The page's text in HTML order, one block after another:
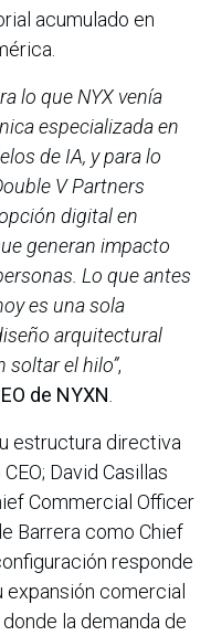
acumulado en
lo que NYX venía
especializada en
de IA, y para lo
V Partners
digital en
generan impacto
Lo que antes
es una sola
arquitectural
soltar el hilo”,
de NYXN
estructura directiva
David Casillas
Commercial Officer
Barrera como Chief
responde
expansión comercial
la demanda de